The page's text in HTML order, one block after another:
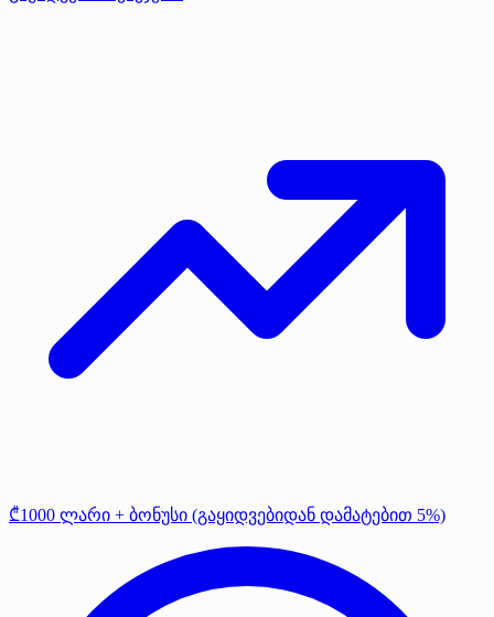
₾1000 ლარი + ბონუსი (გაყიდვებიდან დამატებით 5%)